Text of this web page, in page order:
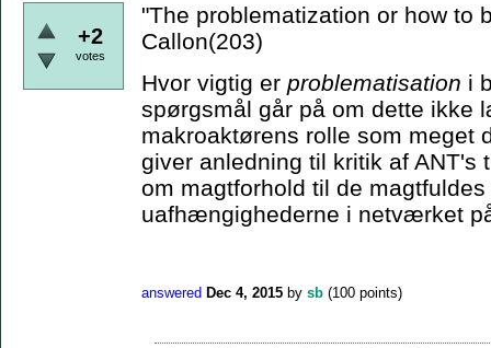
+2
votes
"The problematization or how to
Callon(203)
Hvor vigtig er problematisation i
spørgsmål går på om dette ikke
makroaktørens rolle som meget
giver anledning til kritik af ANT's
om magtforhold til de
uafhængighederne i netværket
answered Dec 4, 2015 by sb (100 points)